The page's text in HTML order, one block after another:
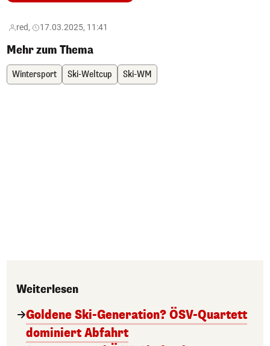
red, 17.03.2025, 11:41
Mehr zum Thema
Wintersport Ski-Weltcup Ski-WM
Weiterlesen
Goldene Ski-Generation? ÖSV-Quartett
dominiert Abfahrt